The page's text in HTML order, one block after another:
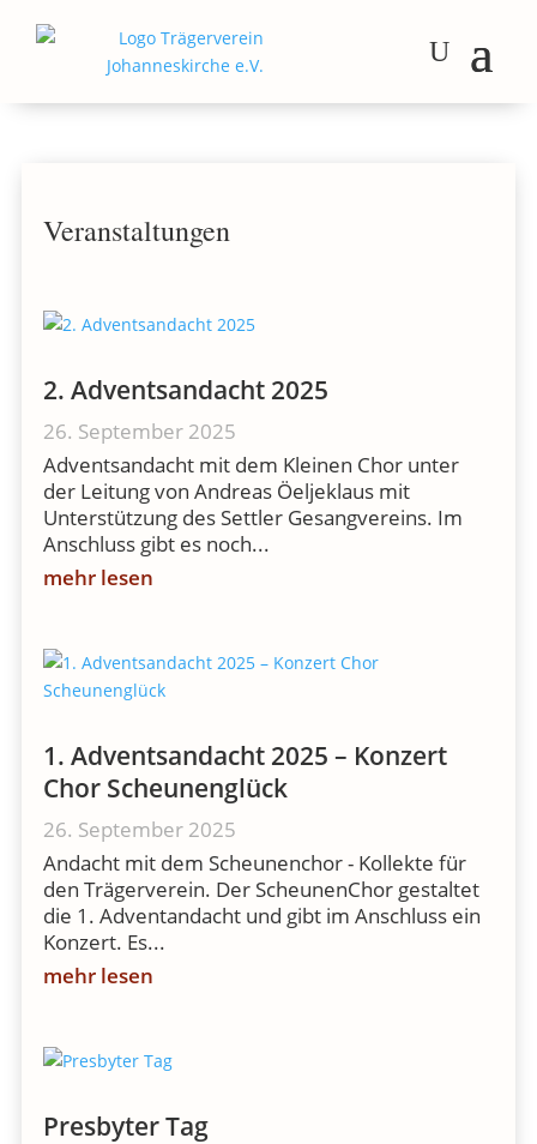
Veranstaltungen
2. Adventsandacht 2025
26. September 2025
Adventsandacht mit dem Kleinen Chor unter
der Leitung von Andreas Öeljeklaus mit
Unterstützung des Settler Gesangvereins. Im
Anschluss gibt es noch...
mehr lesen
1. Adventsandacht 2025 – Konzert
Chor Scheunenglück
26. September 2025
Andacht mit dem Scheunenchor - Kollekte für
den Trägerverein. Der ScheunenChor gestaltet
die 1. Adventandacht und gibt im Anschluss ein
Konzert. Es...
mehr lesen
Presbyter Tag